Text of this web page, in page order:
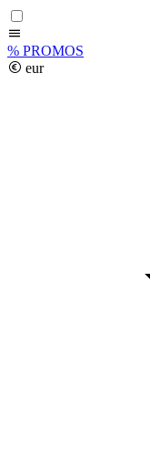
% PROMOS
eur